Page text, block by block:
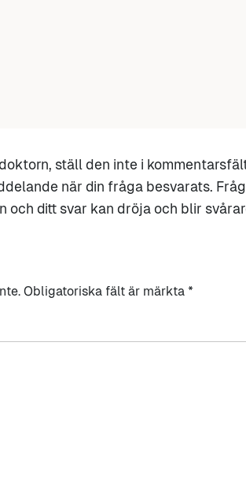
ställ den inte i
när din fråga besvarats.
och ditt svar kan dröja och blir
Obligatoriska fält är märkta *